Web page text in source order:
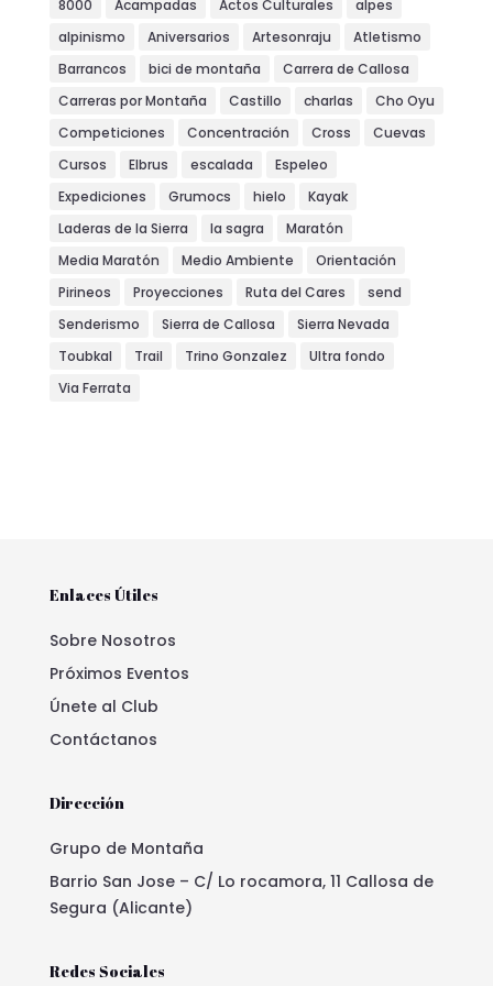
8000 Acampadas Actos Culturales
alpes
alpinismo
Aniversarios Artesonraju
Atletismo
Barrancos
bici de montaña
Carrera de Callosa
Carreras por Montaña
Castillo charlas
Cho Oyu
Competiciones
Concentración Cross
Cuevas
Cursos
Elbrus escalada
Espeleo
Expediciones
Grumocs hielo
Kayak
Laderas de la Sierra
la sagra
Maratón
Media Maratón
Medio Ambiente
Orientación
Pirineos
Proyecciones Ruta del Cares
send
Senderismo
Sierra de Callosa
Sierra Nevada
Toubkal
Trail Trino Gonzalez
Ultra fondo
Via Ferrata
Enlaces Útiles
Sobre Nosotros
Próximos Eventos
Únete al Club
Contáctanos
Dirección
Grupo de Montaña
Barrio San Jose – C/ Lo rocamora, 11 Callosa de
Segura (Alicante)
Redes Sociales